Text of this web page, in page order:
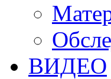
ВИДЕО